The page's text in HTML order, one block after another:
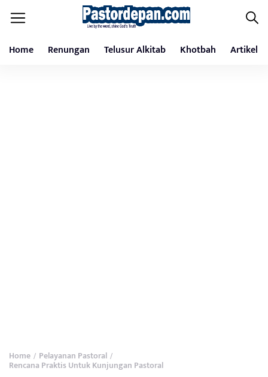
Home Renungan Telusur Alkitab Khotbah Artikel
Home / Pelayanan Pastoral /
Rencana Praktis Untuk Kunjungan Pastoral